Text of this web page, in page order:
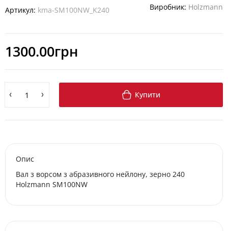
Артикул: kma-SM100NW_K240 Виробник: Holzmann
1300.00грн
Купити
Опис
Вал з ворсом з абразивного нейлону, зерно 240
Holzmann SM100NW